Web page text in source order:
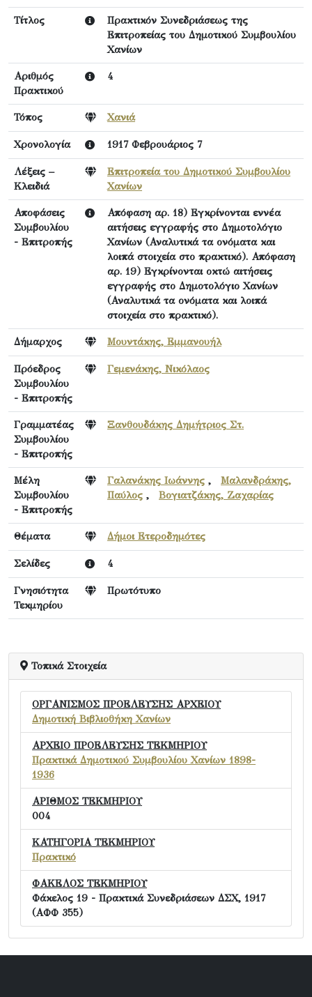
Τίτλος
Πρακτικόν Συνεδριάσεως της
Επιτροπείας του Δημοτικού Συμβουλίου
Χανίων
Αριθμός
Πρακτικού
4
Τόπος Χανιά
Χρονολογία 1917 Φεβρουάριος 7
Λέξεις –
Κλειδιά
Επιτροπεία του Δημοτικού Συμβουλίου
Χανίων
Αποφάσεις
Συμβουλίου
- Επιτροπής
Απόφαση αρ. 18) Εγκρίνονται εννέα
αιτήσεις εγγραφής στο Δημοτολόγιο
Χανίων (Αναλυτικά τα ονόματα και
λοιπά στοιχεία στο πρακτικό). Απόφαση
αρ. 19) Εγκρίνονται οκτώ αιτήσεις
εγγραφής στο Δημοτολόγιο Χανίων
(Αναλυτικά τα ονόματα και λοιπά
στοιχεία στο πρακτικό).
Δήμαρχος Μουντάκης, Εμμανουήλ
Πρόεδρος
Συμβουλίου
- Επιτροπής
Γεμενάκης, Νικόλαος
Γραμματέας
Συμβουλίου
- Επιτροπής
Ξανθουδάκης Δημήτριος Στ.
Μέλη
Συμβουλίου
- Επιτροπής
Γαλανάκης Ιωάννης , Μαλανδράκης,
Παύλος , Βογιατζάκης, Ζαχαρίας
Θέματα Δήμοι Ετεροδημότες
Σελίδες 4
Γνησιότητα
Τεκμηρίου
Πρωτότυπο
Τοπικά Στοιχεία
ΟΡΓΑΝΙΣΜΟΣ ΠΡΟΕΛΕΥΣΗΣ ΑΡΧΕΙΟΥ
Δημοτική Βιβλιοθήκη Χανίων
ΑΡΧΕΙΟ ΠΡΟΕΛΕΥΣΗΣ ΤΕΚΜΗΡΙΟΥ
Πρακτικά Δημοτικού Συμβουλίου Χανίων 1898-
1936
ΑΡΙΘΜΟΣ ΤΕΚΜΗΡΙΟΥ
004
ΚΑΤΗΓΟΡΙΑ ΤΕΚΜΗΡΙΟΥ
Πρακτικό
ΦΑΚΕΛΟΣ ΤΕΚΜΗΡΙΟΥ
Φάκελος 19 - Πρακτικά Συνεδριάσεων ΔΣΧ, 1917
(ΑΦΦ 355)